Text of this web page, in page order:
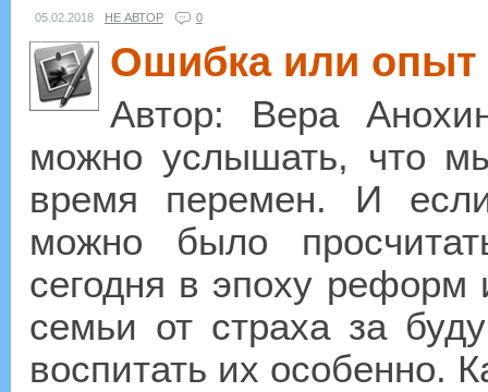
05.02.2018 НЕ АВТОР 0
Ошибка или опыт
Автор: Вера
можно услышать, что
время перемен. И
можно было
сегодня в эпоху реформ
семьи от страха за
воспитать их особенно.